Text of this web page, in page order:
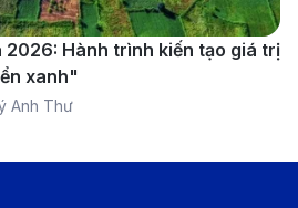
Hãng bay trẻ với chất lượng
giá cao trong phân khúc trung
Airways cung cấp các chuyến
Hồ Chí Minh, với phong cách
2026: Hành trình kiến tạo giá trị
xanh"
Anh Thư